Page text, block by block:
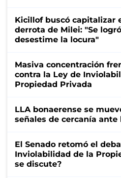
Kicillof buscó capitalizar
derrota de Milei: "Se
desestime la locura"
Masiva concentración
contra la Ley de
Propiedad Privada
LLA bonaerense se
señales de cercanía ante
El Senado retomó el
Inviolabilidad de la
se discute?